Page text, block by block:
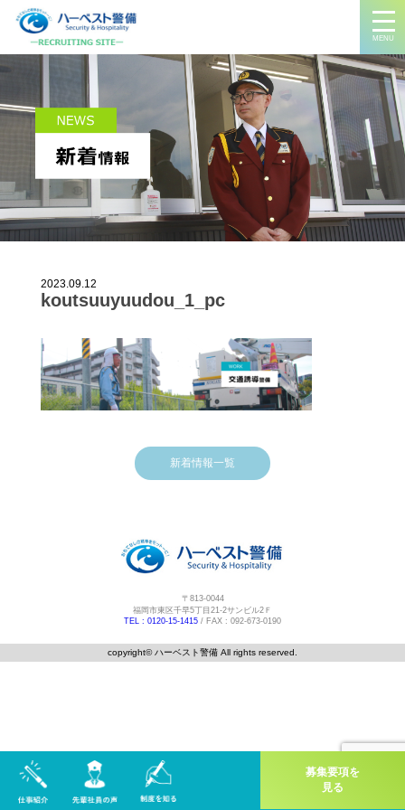
MENU
2023.09.12
koutsuuyuudou_1_pc
新着情報一覧
〒813-0044
福岡市東区千早5丁目21-2サンビル2Ｆ
TEL : 0120-15-1415 / FAX : 092-673-0190
copyright©️ ハーベスト警備 All rights reserved.
募集要項を
見る